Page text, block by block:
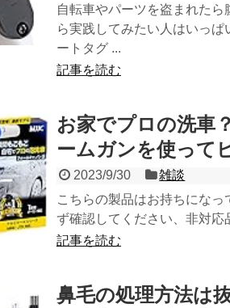
自転車やパーツを盗まれた
ら実践してみたい人はいっ
ートタグ ...
記事を読む
お家でプロの洗車
ームガンを使って
2023/9/30
雑談
こちらの製品はお持ちにな
ず確認してください、非対応
記事を読む
鼻毛の処理方法は